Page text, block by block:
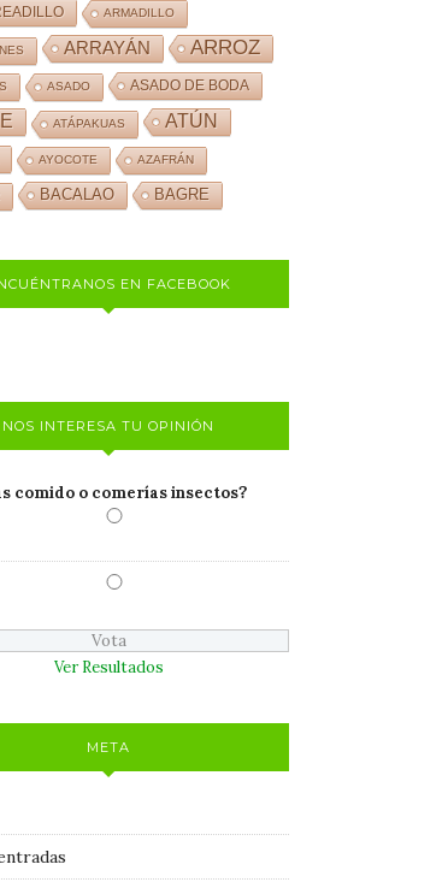
ARMADILLO
ARRAYÁN ARROZ
ASADO ASADO DE BODA
ATÁPAKUAS ATÚN
AYOCOTE AZAFRÁN
BACALAO BAGRE
EN FACEBOOK
NOS INTERESA TU OPINIÓN
comido o comerías insectos?
Ver Resultados
META